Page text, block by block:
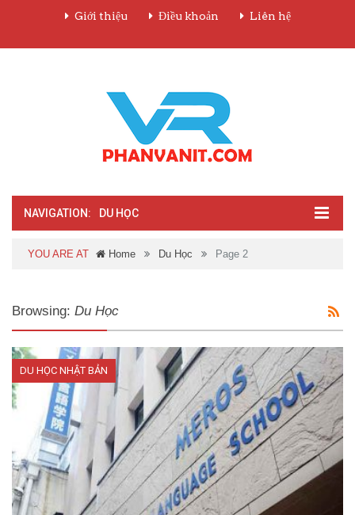
Giới thiệu Điều khoản Liên hệ
NAVIGATION: DU HỌC
YOU ARE AT Home Du Học Page 2
Browsing: Du Học
DU HỌC NHẬT BẢN